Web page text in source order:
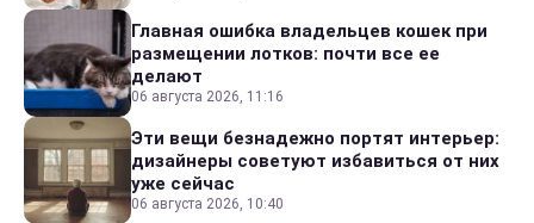
Главная ошибка владельцев кошек при
размещении лотков: почти все ее
делают
06 августа 2026, 11:16
Эти вещи безнадежно портят интерьер:
дизайнеры советуют избавиться от них
уже сейчас
06 августа 2026, 10:40